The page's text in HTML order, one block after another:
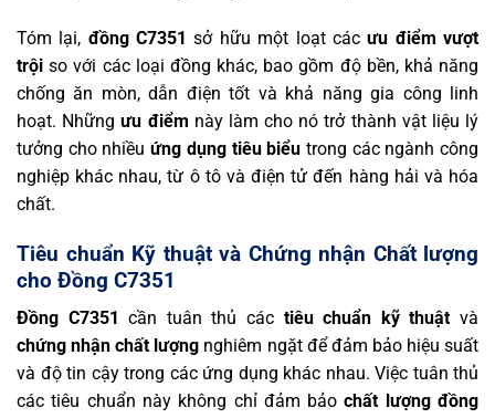
Tóm lại, đồng C7351 sở hữu một loạt cácưu điểm vượt
trội so với các loại đồng khác, bao gồm độ bền, khả năng
chống ăn mòn, dẫn điện tốt và khả năng gia công linh
hoạt. Nhữngưu điểm này làm cho nó trở thành vật liệu lý
tưởng cho nhiềuứng dụng tiêu biểu trong các ngành công
nghiệp khác nhau, từ ô tô và điện tử đến hàng hải và hóa
chất.
Tiêu chuẩn Kỹ thuật và Chứng nhận Chất lượng
cho Đồng C7351
Đồng C7351 cần tuân thủ các tiêu chuẩn kỹ thuật và
chứng nhận chất lượng nghiêm ngặt để đảm bảo hiệu suất
và độ tin cậy trong các ứng dụng khác nhau. Việc tuân thủ
các tiêu chuẩn này không chỉ đảm bảochất lượng đồng